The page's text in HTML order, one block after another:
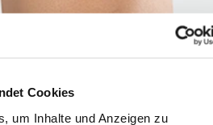
Cookies
um Inhalte und Anzeigen zu